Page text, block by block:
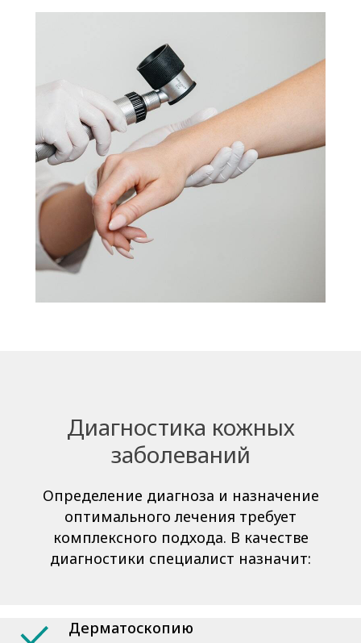
Диагностика кожных
заболеваний
Определение диагноза и назначение
оптимального лечения требует
комплексного подхода. В качестве
диагностики специалист назначит:
Дерматоскопию